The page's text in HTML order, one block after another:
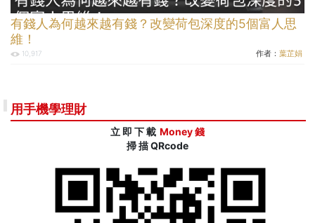
有錢人為何越來越有錢？改變荷包深度的5個富人思
維！
10,917 作者： 葉芷娟
用手機學理財
立 即 下 載 Money 錢
掃 描 QRcode